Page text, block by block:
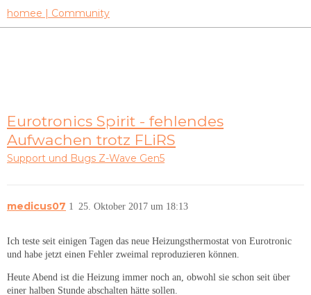
homee | Community
Eurotronics Spirit - fehlendes
Aufwachen trotz FLiRS
Support und Bugs Z-Wave Gen5
medicus07 25. Oktober 2017 um 18:13
1
Ich teste seit einigen Tagen das neue Heizungsthermostat von Eurotronic
und habe jetzt einen Fehler zweimal reproduzieren können.
Heute Abend ist die Heizung immer noch an, obwohl sie schon seit über
einer halben Stunde abschalten hätte sollen.